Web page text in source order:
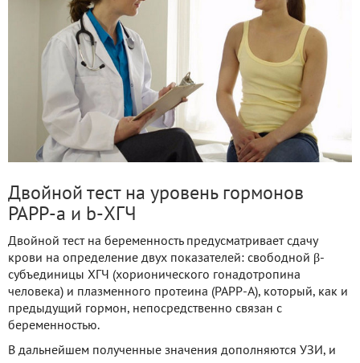
Двойной тест на уровень гормонов
PAPP-a и b-ХГЧ
Двойной тест на беременность предусматривает сдачу
крови на определение двух показателей: свободной β-
субъединицы ХГЧ (хорионического гонадотропина
человека) и плазменного протеина (PAPP-A), который, как и
предыдущий гормон, непосредственно связан с
беременностью.
В дальнейшем полученные значения дополняются УЗИ, и